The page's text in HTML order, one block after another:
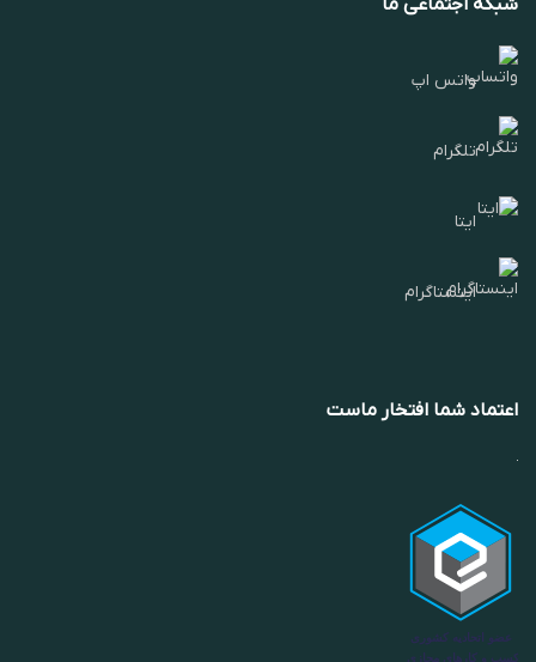
واتس اپ
تلگرام
ایتا
اینستاگرام
اعتماد شما افتخار ماست